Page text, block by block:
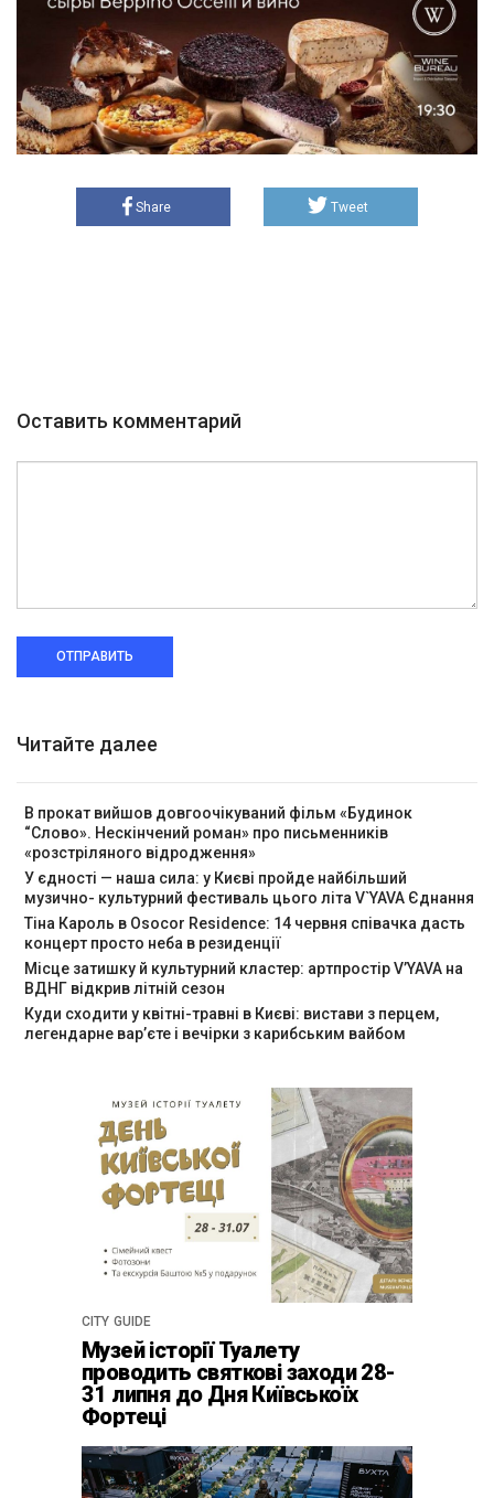
Share Tweet
Оставить комментарий
ОТПРАВИТЬ
Читайте далее
В прокат вийшов довгоочікуваний фільм «Будинок
“Слово». Нескінчений роман» про письменників
«розстріляного відродження»
У єдності — наша сила: у Києві пройде найбільший
музично- культурний фестиваль цього літа V`YAVA Єднання
Тіна Кароль в Osocor Residence: 14 червня співачка дасть
концерт просто неба в резиденції
Місце затишку й культурний кластер: артпростір V’YAVA на
ВДНГ відкрив літній сезон
Куди сходити у квітні-травні в Києві: вистави з перцем,
легендарне вар’єте і вечірки з карибським вайбом
CITY GUIDE
Музей історії Туалету
проводить святкові заходи 28-
31 липня до Дня Київськоїх
Фортеці